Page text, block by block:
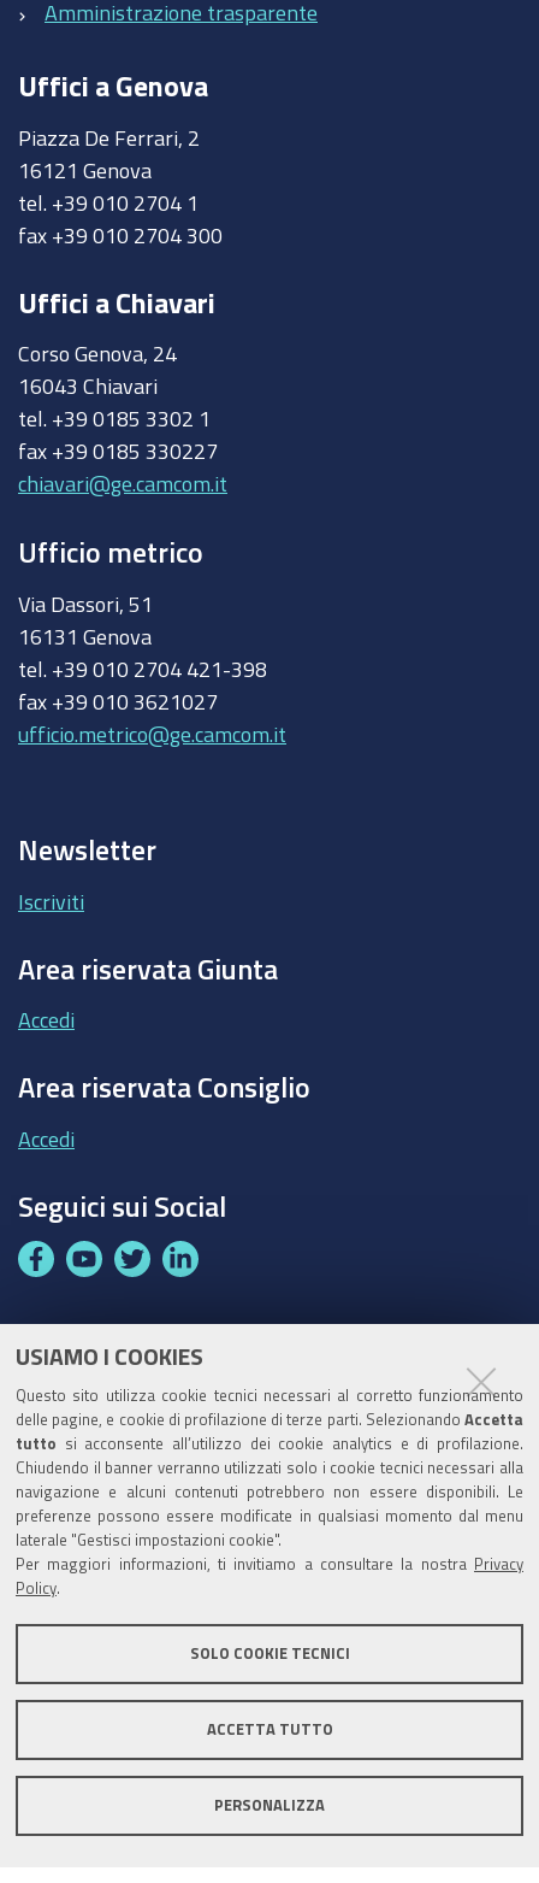
USIAMO I COOKIES
Questo sito utilizza cookie tecnici necessari al corretto funzionamento
delle pagine, e cookie di profilazione di terze parti. Selezionando Accetta
tutto si acconsente all’utilizzo dei cookie analytics e di profilazione.
Chiudendo il banner verranno utilizzati solo i cookie tecnici necessari alla
navigazione e alcuni contenuti potrebbero non essere disponibili. Le
preferenze possono essere modificate in qualsiasi momento dal menu
laterale "Gestisci impostazioni cookie".
Per maggiori informazioni, ti invitiamo a consultare la nostra
Privacy
Policy
SOLO COOKIE TECNICI
ACCETTA TUTTO
PERSONALIZZA
Amministrazione trasparente
Uffici a Genova
Piazza De Ferrari, 2
16121 Genova
tel. +39 010 2704 1
fax +39 010 2704 300
Uffici a Chiavari
Corso Genova, 24
16043 Chiavari
tel. +39 0185 3302 1
fax +39 0185 330227
chiavari@ge.camcom.it
Ufficio metrico
Via Dassori, 51
16131 Genova
tel. +39 010 2704 421-398
fax +39 010 3621027
ufficio.metrico@ge.camcom.it
Newsletter
Iscriviti
Area riservata Giunta
Accedi
Area riservata Consiglio
Accedi
Seguici sui Social
F
c
e
b
o
o
Y
u
t
b
e
T
i
t
e
r
L
n
k
d
I
n
Codice Univoco Ufficio:UF1SDE
I soggetti privati potranno effettuare i pagamenti
tramite PagoPA con Modalità diretta o con Avviso di
pagamento al seguente linkPaga con PagoPA
Codice IBAN per le pubbliche amministrazioni
comprese nel regime di Tesoreria Unica presso la
Banca D’Italia: IT96Z0100004306TU0000007079
Mappa del sito Privacy policy
Note legali
Area riservata Credits